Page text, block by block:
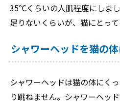
35℃くらいの人肌程度にしま
足りないくらいが、猫にとっ
シャワーヘッドを猫の
シャワーヘッドは猫の体にく
り跳ねません。シャワーヘッ